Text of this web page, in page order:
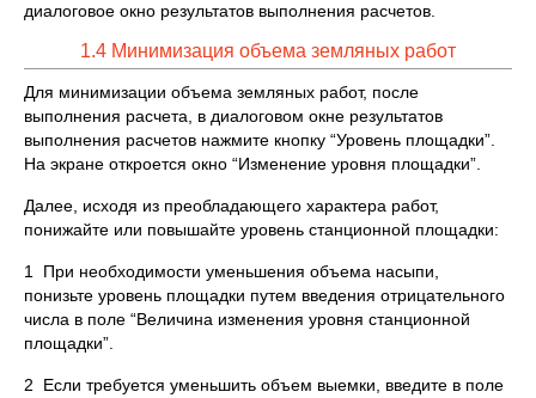
диалоговое окно результатов выполнения расчетов.
1.4 Минимизация объема земляных работ
Для минимизации объема земляных работ, после
выполнения расчета, в диалоговом окне результатов
выполнения расчетов нажмите кнопку “Уровень площадки”.
На экране откроется окно “Изменение уровня площадки”.
Далее, исходя из преобладающего характера работ,
понижайте или повышайте уровень станционной площадки:
1 При необходимости уменьшения объема насыпи,
понизьте уровень площадки путем введения отрицательного
числа в поле “Величина изменения уровня станционной
площадки”.
2 Если требуется уменьшить объем выемки, введите в поле